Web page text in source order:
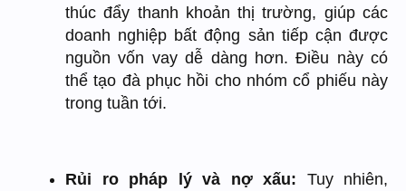
thúc đẩy thanh khoản thị trường, giúp các
doanh nghiệp bất động sản tiếp cận được
nguồn vốn vay dễ dàng hơn. Điều này có
thể tạo đà phục hồi cho nhóm cổ phiếu này
trong tuần tới.
Rủi ro pháp lý và nợ xấu: Tuy nhiên,